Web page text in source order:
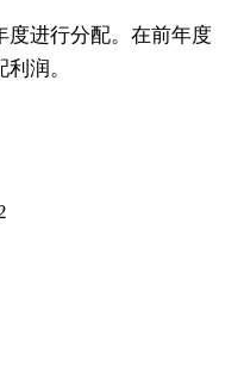
度进行分配。在前年度
润。